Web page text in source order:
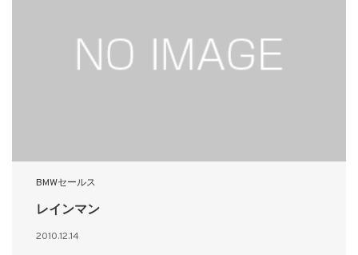
BMWセールス
レインマン
2010.12.14